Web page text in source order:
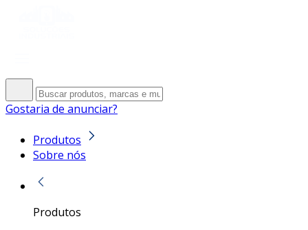
Gostaria de anunciar?
Produtos
Sobre nós
Produtos